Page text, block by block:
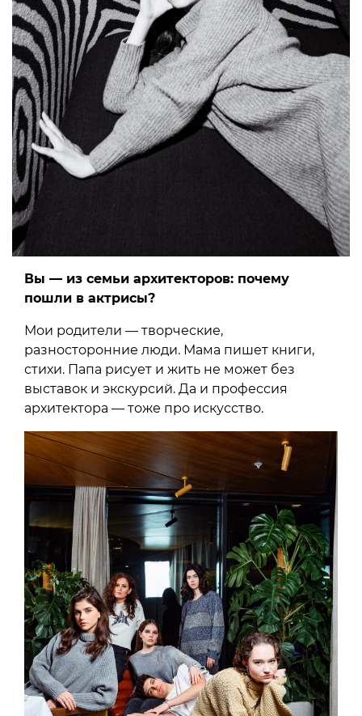
Вы — из семьи архитекторов: почему
пошли в актрисы?
Мои родители — творческие,
разносторонние люди. Мама пишет книги,
стихи. Папа рисует и жить не может без
выставок и экскурсий. Да и профессия
архитектора — тоже про искусство.